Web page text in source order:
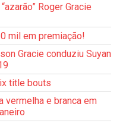
Roger Gracie
mil em premiação!
Gracie conduziu Suyan
title bouts
vermelha e branca em